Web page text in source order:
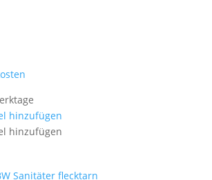
hinzufügen
hinzufügen